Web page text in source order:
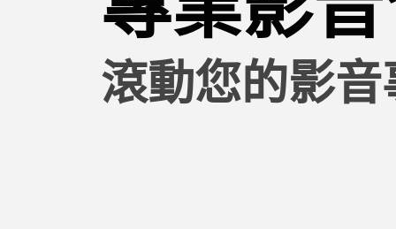
滾動您的影